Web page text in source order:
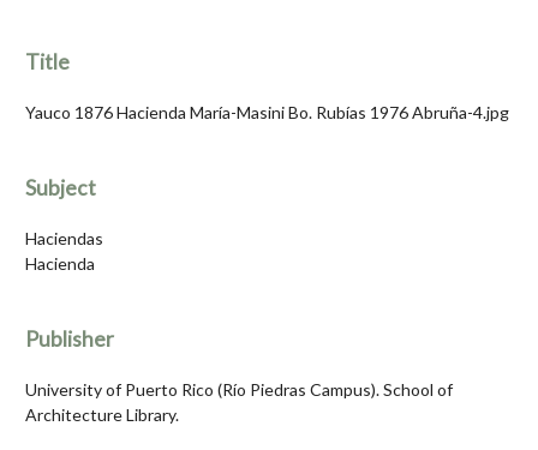
Title
Yauco 1876 Hacienda María-Masini Bo. Rubías 1976 Abruña-4.jpg
Subject
Haciendas
Hacienda
Publisher
University of Puerto Rico (Río Piedras Campus). School of
Architecture Library.